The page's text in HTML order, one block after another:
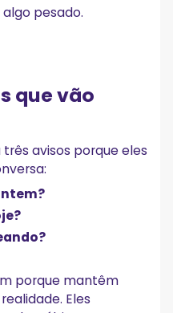
pesado.
que vão
avisos porque eles
porque mantêm
Eles